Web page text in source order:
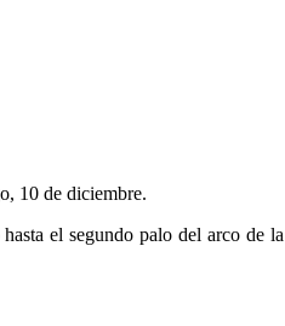
10 de diciembre.
el segundo palo del arco de